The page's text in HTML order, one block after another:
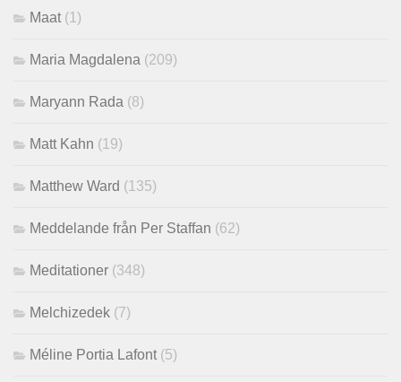
Maat (1)
Maria Magdalena (209)
Maryann Rada (8)
Matt Kahn (19)
Matthew Ward (135)
Meddelande från Per Staffan (62)
Meditationer (348)
Melchizedek (7)
Méline Portia Lafont (5)